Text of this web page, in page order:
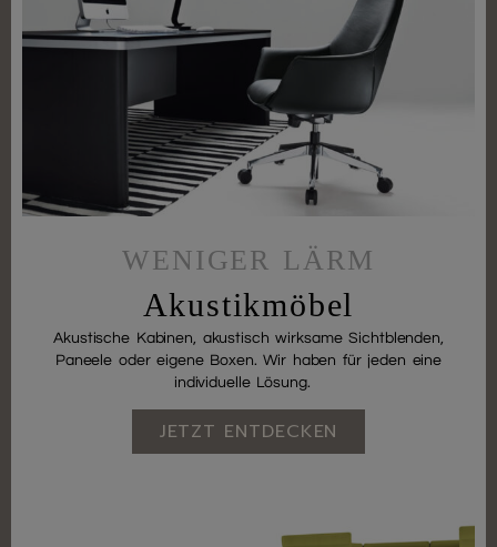
WENIGER LÄRM
Akustikmöbel
Akustische Kabinen, akustisch wirksame Sichtblenden,
Paneele oder eigene Boxen. Wir haben für jeden eine
individuelle Lösung.
JETZT ENTDECKEN